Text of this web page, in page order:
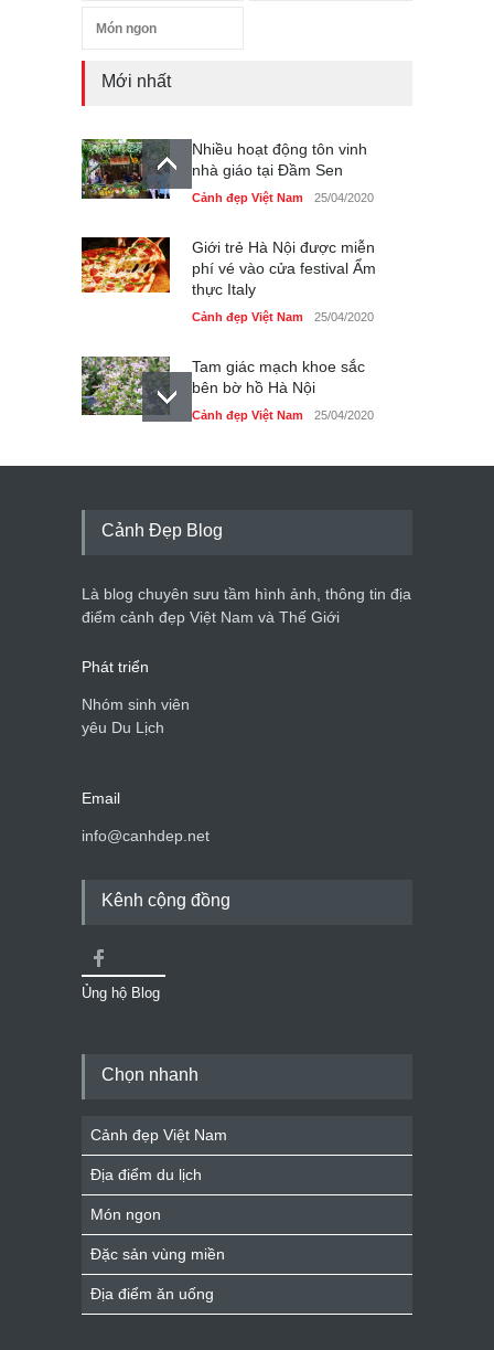
Món ngon
Mới nhất
Nhiều hoạt động tôn vinh
nhà giáo tại Đầm Sen
Cảnh đẹp Việt Nam 25/04/2020
Giới trẻ Hà Nội được miễn
phí vé vào cửa festival Ẩm
thực Italy
Cảnh đẹp Việt Nam 25/04/2020
Tam giác mạch khoe sắc
bên bờ hồ Hà Nội
Cảnh đẹp Việt Nam 25/04/2020
Bán đảo Sơn Trà sẽ là khu
dân dã ở Sài Gòn
Cảnh đẹp Việt Nam 25/04/2020
Cảnh Đẹp Blog
Là blog chuyên sưu tầm hình ảnh, thông tin địa
điểm cảnh đẹp Việt Nam và Thế Giới
Phát triển
Nhóm sinh viên
yêu Du Lịch
Email
info@canhdep.net
Kênh cộng đồng
Ủng hộ Blog
Chọn nhanh
Cảnh đẹp Việt Nam
Địa điểm du lịch
Món ngon
Đặc sản vùng miền
Địa điểm ăn uống